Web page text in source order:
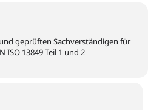
geprüften Sachverständigen für
ISO 13849 Teil 1 und 2